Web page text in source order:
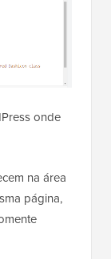
onde
na área
página,